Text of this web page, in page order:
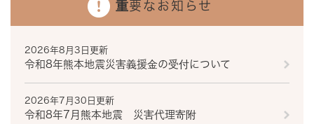
重要なお知らせ
2026年8月3日更新
令和8年熊本地震災害義援金の受付について
2026年7月30日更新
令和8年7月熊本地震 災害代理寄附